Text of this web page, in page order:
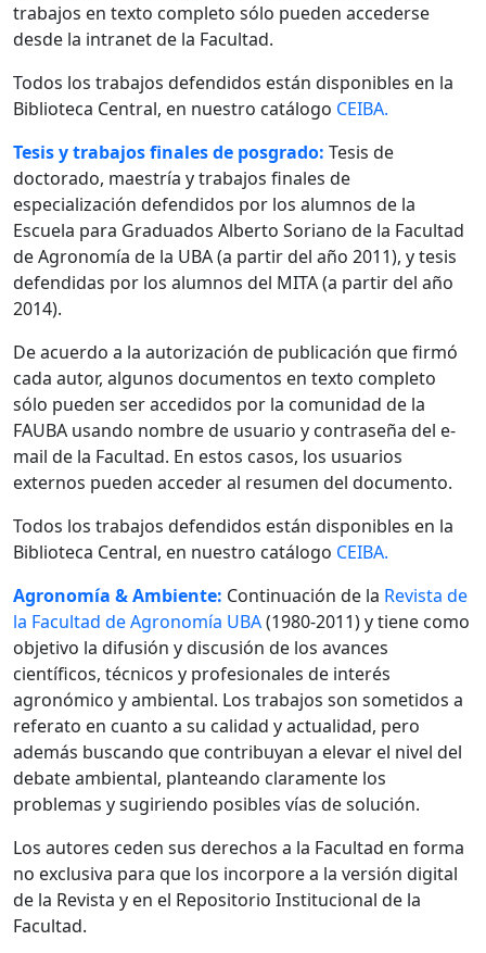
trabajos en texto completo sólo pueden accederse
desde la intranet de la Facultad.
Todos los trabajos defendidos están disponibles en la
Biblioteca Central, en nuestro catálogo CEIBA.
Tesis y trabajos finales de posgrado: Tesis de
doctorado, maestría y trabajos finales de
especialización defendidos por los alumnos de la
Escuela para Graduados Alberto Soriano de la Facultad
de Agronomía de la UBA (a partir del año 2011), y tesis
defendidas por los alumnos del MITA (a partir del año
2014).
De acuerdo a la autorización de publicación que firmó
cada autor, algunos documentos en texto completo
sólo pueden ser accedidos por la comunidad de la
FAUBA usando nombre de usuario y contraseña del e-
mail de la Facultad. En estos casos, los usuarios
externos pueden acceder al resumen del documento.
Todos los trabajos defendidos están disponibles en la
Biblioteca Central, en nuestro catálogo CEIBA.
Agronomía & Ambiente: Continuación de la Revista de
la Facultad de Agronomía UBA(1980-2011) y tiene como
objetivo la difusión y discusión de los avances
científicos, técnicos y profesionales de interés
agronómico y ambiental. Los trabajos son sometidos a
referato en cuanto a su calidad y actualidad, pero
además buscando que contribuyan a elevar el nivel del
debate ambiental, planteando claramente los
problemas y sugiriendo posibles vías de solución.
Los autores ceden sus derechos a la Facultad en forma
no exclusiva para que los incorpore a la versión digital
de la Revista y en el Repositorio Institucional de la
Facultad.